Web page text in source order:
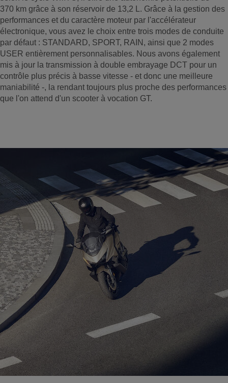
370 km grâce à son réservoir de 13,2 L. Grâce à la gestion des
performances et du caractère moteur par l'accélérateur
électronique, vous avez le choix entre trois modes de conduite
par défaut : STANDARD, SPORT, RAIN, ainsi que 2 modes
USER entièrement personnalisables. Nous avons également
mis à jour la transmission à double embrayage DCT pour un
contrôle plus précis à basse vitesse - et donc une meilleure
maniabilité -, la rendant toujours plus proche des performances
que l'on attend d'un scooter à vocation GT.